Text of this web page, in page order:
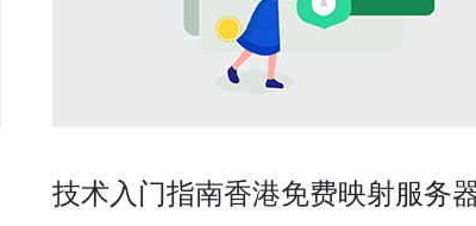
技术入门指南香港免费映射服务